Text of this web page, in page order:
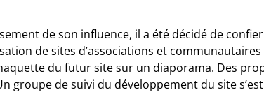
de son influence, il a été décidé de
de sites d’associations et
du futur site sur un diaporama. Des
de suivi du développement du site s’est